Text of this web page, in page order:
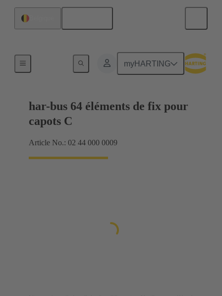
myHARTING
Raccordement carte mère à carte fille
har-bus 64 éléments de fix pour
capots C
Article No.: 02 44 000 0009